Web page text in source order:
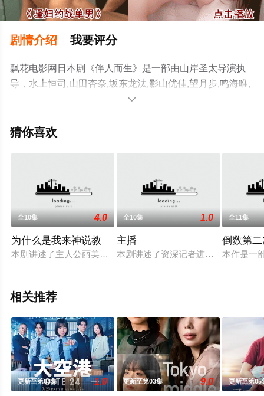
剧情介绍 我要评分
飘花电影网日本剧《伴人而生》是一部由山岸圣太导演执
导，水上恒司,山田杏奈,坂东龙汰,影山优佳,望月步,鸣海唯,
萩原护,高桥侃,染谷将太,远藤雄弥,アフロ,森田想等演员精
机免费观看高清未删减完整版电视剧全集就上飘花影院，

猜你喜欢
全10集 4.0
为什么是我来神说教
本剧讲述了主人公丽美静（广濑爱丽丝 饰）是一个对学生毫无
全10集 1.0
主播
本剧讲述了资深记者进藤壮一（阿部
全11集
倒数第
本作是一
相关推荐
更新至第03集 1.0 更新至第03集 9.0 更新至第05